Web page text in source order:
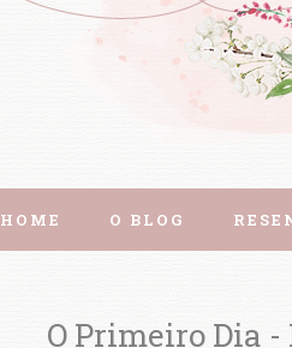
HOME O BLOG
O Primeiro Dia